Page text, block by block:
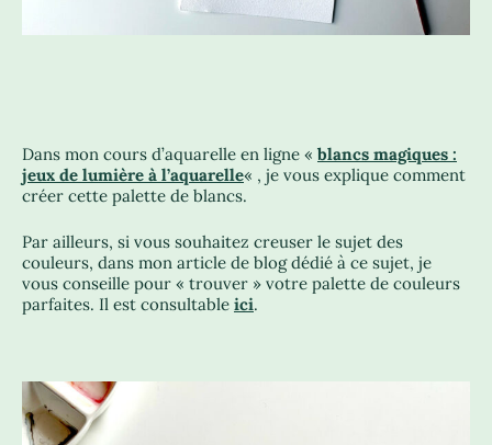
Dans mon cours d’aquarelle en ligne « blancs magiques :
jeux de lumière à l’aquarelle« , je vous explique comment
créer cette palette de blancs.
Par ailleurs, si vous souhaitez creuser le sujet des
couleurs, dans mon article de blog dédié à ce sujet, je
vous conseille pour « trouver » votre palette de couleurs
parfaites. Il est consultable ici.